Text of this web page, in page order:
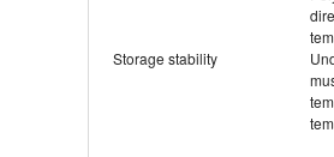
Storage stability